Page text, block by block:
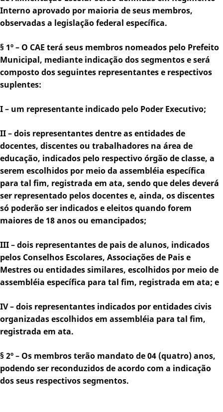
Interno aprovado por maioria de seus membros,
observadas a legislação federal específica.
§ 1º – O CAE terá seus membros nomeados pelo Prefeito
Municipal, mediante indicação dos segmentos e será
composto dos seguintes representantes e respectivos
suplentes:
I – um representante indicado pelo Poder Executivo;
II – dois representantes dentre as entidades de
docentes, discentes ou trabalhadores na área de
educação, indicados pelo respectivo órgão de classe, a
serem escolhidos por meio da assembléia específica
para tal fim, registrada em ata, sendo que deles deverá
ser representado pelos docentes e, ainda, os discentes
só poderão ser indicados e eleitos quando forem
maiores de 18 anos ou emancipados;
III – dois representantes de pais de alunos, indicados
pelos Conselhos Escolares, Associações de Pais e
Mestres ou entidades similares, escolhidos por meio de
assembléia específica para tal fim, registrada em ata; e
IV – dois representantes indicados por entidades civis
organizadas escolhidos em assembléia para tal fim,
registrada em ata.
§ 2º – Os membros terão mandato de 04 (quatro) anos,
podendo ser reconduzidos de acordo com a indicação
dos seus respectivos segmentos.